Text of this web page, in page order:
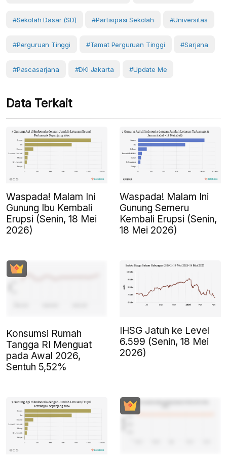
#Sekolah Dasar (SD) #Partisipasi Sekolah #Universitas
#Perguruan Tinggi #Tamat Perguruan Tinggi #sarjana
#pascasarjana #DKI Jakarta #Update Me
Data Terkait
Waspada! Malam Ini
Gunung Ibu Kembali
Erupsi (Senin, 18 Mei
2026)
Waspada! Malam Ini
Gunung Semeru
Kembali Erupsi (Senin,
18 Mei 2026)
Konsumsi Rumah
Tangga RI Menguat
pada Awal 2026,
Sentuh 5,52%
IHSG Jatuh ke Level
6.599 (Senin, 18 Mei
2026)